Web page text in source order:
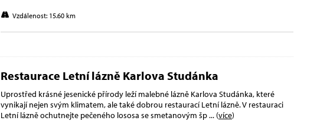
Vzdálenost: 15.60 km
Restaurace Letní lázně Karlova Studánka
Uprostřed krásné jesenické přírody leží malebné lázně Karlova Studánka, které
vynikají nejen svým klimatem, ale také dobrou restaurací Letní lázně. V restauraci
Letní lázně ochutnejte pečeného lososa se smetanovým šp... (více)